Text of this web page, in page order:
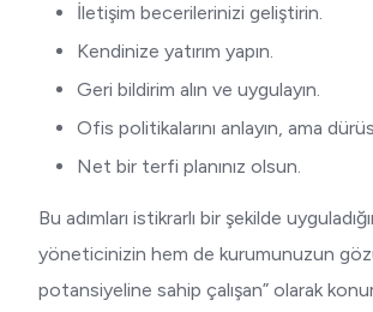
İletişim becerilerinizi geliştirin.
Kendinize yatırım yapın.
Geri bildirim alın ve uygulayın.
Ofis politikalarını anlayın, ama
Net bir terfi planınız olsun.
Bu adımları istikrarlı bir şekilde
yöneticinizin hem de kurumunuzun
potansiyeline sahip çalışan” olarak